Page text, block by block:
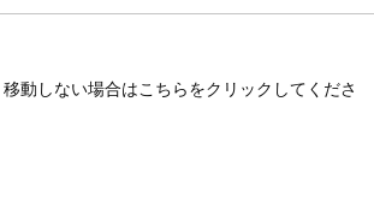
動しない場合はこちらをクリックしてくださ